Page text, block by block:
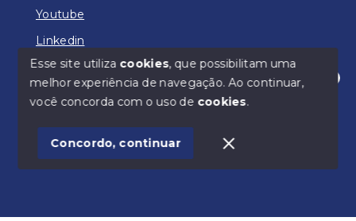
Youtube
Linkedin
© Copyright 2026 - ADM IMÓVEIS - Todos os direitos
SITE PARA IMOBILIARIA
Olá! Como posso lhe ajudar?
Esse site utiliza cookies, que possibilitam uma
melhor experiência de navegação.Ao continuar,
você concorda com o uso de cookies.
Concordo, continuar